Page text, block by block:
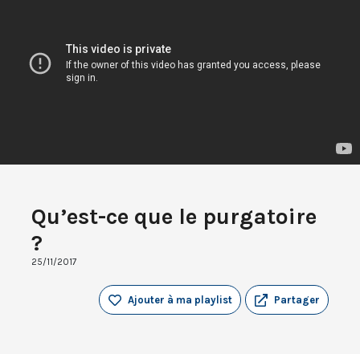
Qu’est-ce que le purgatoire
?
25/11/2017
Partager
Ajouter à ma playlist